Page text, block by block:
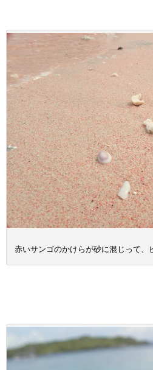
赤いサンゴのかけらが砂に混じって、